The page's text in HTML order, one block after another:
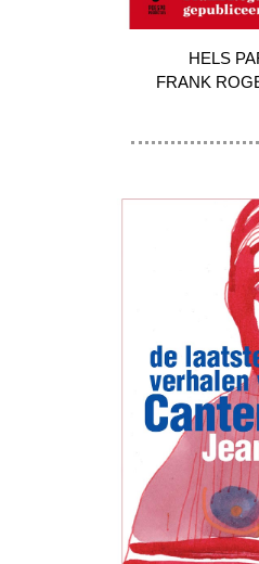
HELS
FRANK